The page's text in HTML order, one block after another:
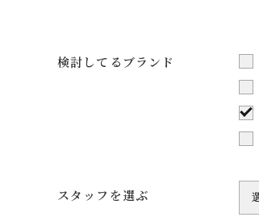
検討してるブランド
スタッフを選ぶ